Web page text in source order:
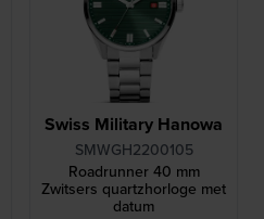
Swiss Military Hanowa
SMWGH2200105
Roadrunner 40 mm
Zwitsers quartzhorloge met
datum